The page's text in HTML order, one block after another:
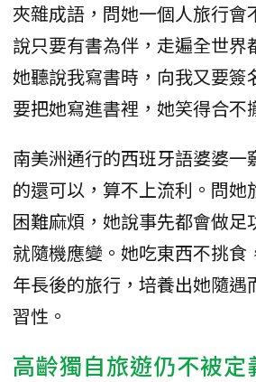
夾雜成語，問她一個人旅行會
說只要有書為伴，走遍全世界
她聽說我寫書時，向我又要簽
要把她寫進書裡，她笑得合不
南美洲通行的西班牙語婆婆一
的還可以，算不上流利。問她
困難麻煩，她說事先都會做足
就隨機應變。她吃東西不挑食
年長後的旅行，培養出她隨遇
習性。
高齡獨自旅遊仍不被定